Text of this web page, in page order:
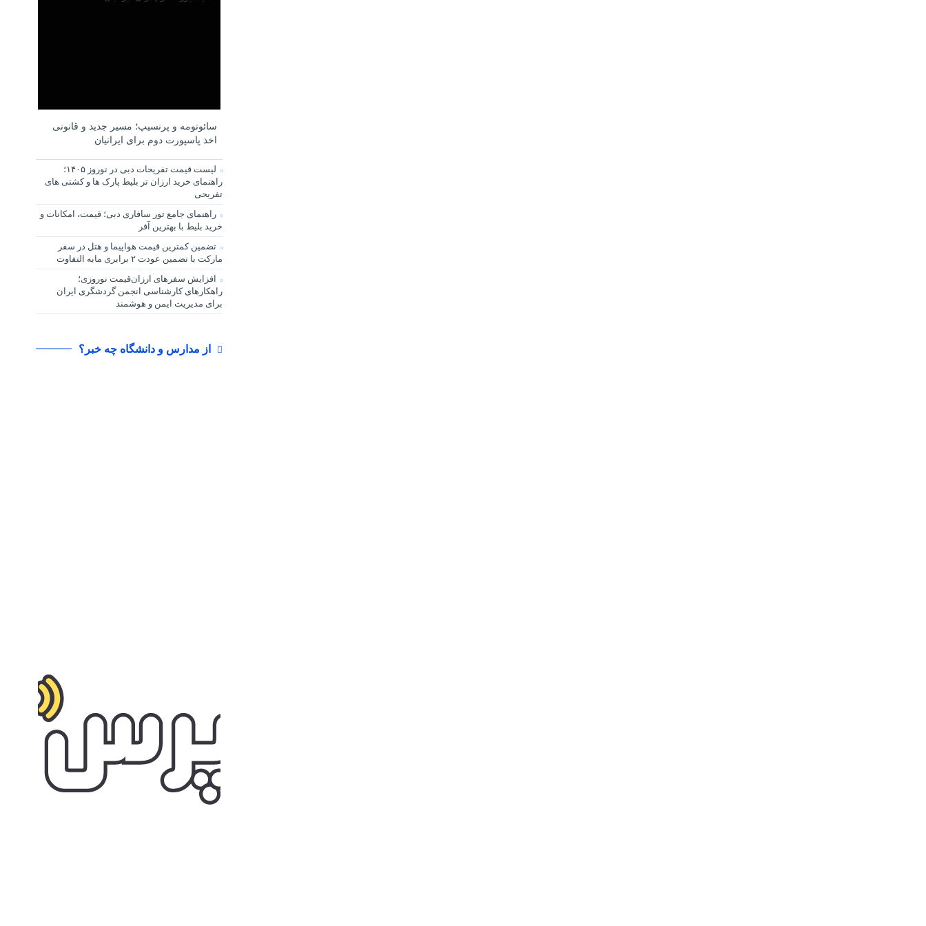
سائوتومه و پرنسیپ؛ مسیر جدید و قانونی
اخذ پاسپورت دوم برای ایرانیان
لیست قیمت تفریحات دبی در نوروز ۱۴۰۵؛
راهنمای خرید ارزان تر بلیط پارک ها و کشتی های
تفریحی
راهنمای جامع تور سافاری دبی؛ قیمت، امکانات و
خرید بلیط با بهترین آفر
تضمین کمترین قیمت هواپیما و هتل در سفر
مارکت با تضمین عودت ۲ برابری مابه التفاوت
افزایش سفرهای ارزان‌قیمت نوروزی؛
راهکارهای کارشناسی انجمن گردشگری ایران
برای مدیریت ایمن و هوشمند
از مدارس و دانشگاه چه خبر؟